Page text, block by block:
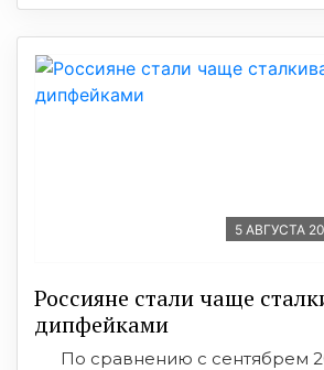
5 АВГУСТА
Россияне стали чаще
дипфейками
По сравнению с сентябрем